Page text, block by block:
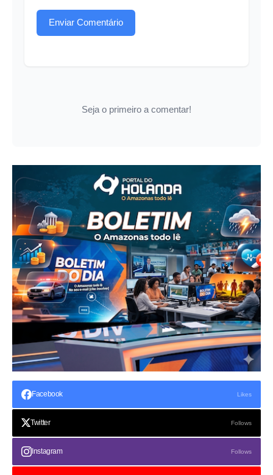
Enviar Comentário
Seja o primeiro a comentar!
Facebook Likes
Twitter Follows
Instagram Follows